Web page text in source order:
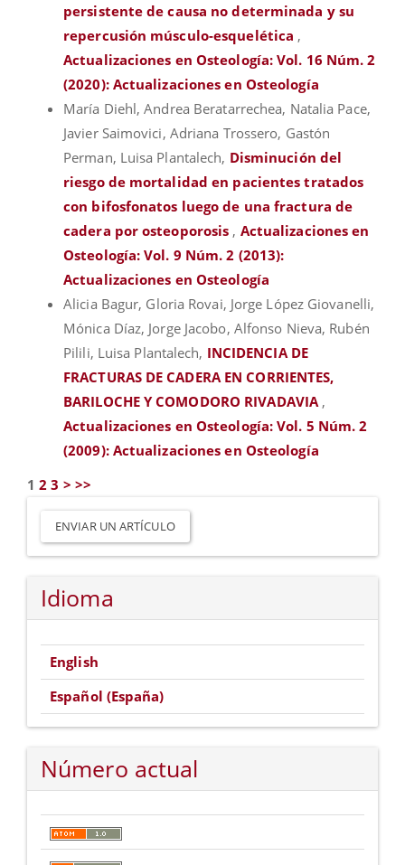
persistente de causa no determinada y su
repercusión músculo-esquelética ,
Actualizaciones en Osteología: Vol. 16 Núm. 2
(2020): Actualizaciones en Osteología
María Diehl, Andrea Beratarrechea, Natalia Pace,
Javier Saimovici, Adriana Trossero, Gastón
Perman, Luisa Plantalech, Disminución del
riesgo de mortalidad en pacientes tratados
con bifosfonatos luego de una fractura de
cadera por osteoporosis , Actualizaciones en
Osteología: Vol. 9 Núm. 2 (2013):
Actualizaciones en Osteología
Alicia Bagur, Gloria Rovai, Jorge López Giovanelli,
Mónica Díaz, Jorge Jacobo, Alfonso Nieva, Rubén
Pilili, Luisa Plantalech, INCIDENCIA DE
FRACTURAS DE CADERA EN CORRIENTES,
BARILOCHE Y COMODORO RIVADAVIA ,
Actualizaciones en Osteología: Vol. 5 Núm. 2
(2009): Actualizaciones en Osteología
1 2 3 > >>
Enviar
artículo
ENVIAR UN ARTÍCULO
Idioma
English
Español (España)
Número actual